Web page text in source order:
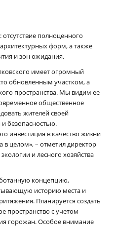
полноценного
форм, а также
и зон ожидания.
имеет огромный
обновленным участком, а
пространства. Мы видим ее
общественное
жителей своей
безопасностью.
инвестиция в качество жизни
в целом», – отметил директор
и лесного хозяйства
концепцию,
историю места и
Планируется создать
пространство с учетом
горожан. Особое внимание